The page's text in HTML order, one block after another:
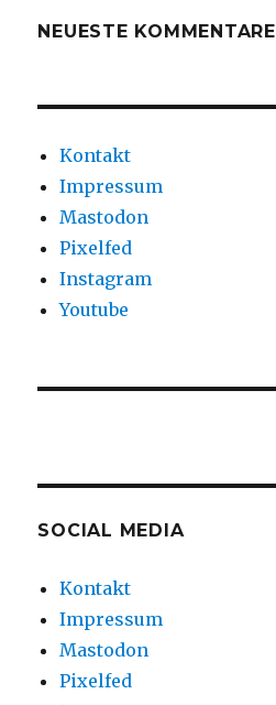
NEUESTE KOMMENTARE
Kontakt
Impressum
Mastodon
Pixelfed
Instagram
Youtube
SOCIAL MEDIA
Kontakt
Impressum
Mastodon
Pixelfed